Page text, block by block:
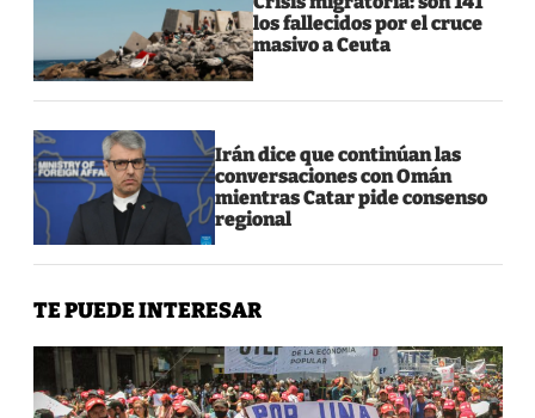
los fallecidos por el cruce
masivo a Ceuta
Irán dice que continúan las
conversaciones con Omán
mientras Catar pide consenso
regional
TE PUEDE INTERESAR